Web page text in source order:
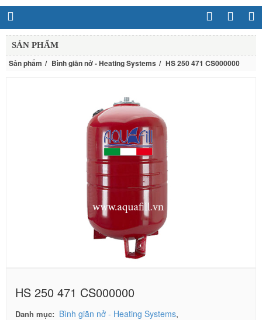
SẢN PHẨM
Sản phẩm Bình giãn nở - Heating Systems HS 250 471 CS000000
HS 250 471 CS000000
Danh mục: Bình giãn nở - Heating Systems,